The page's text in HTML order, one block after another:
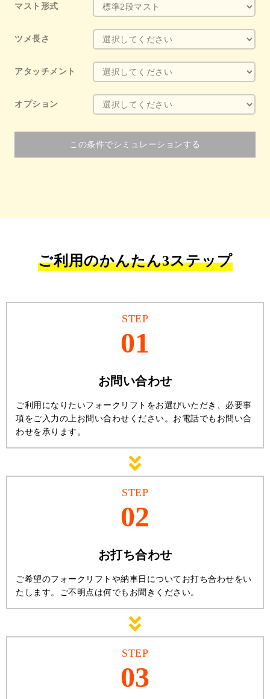
マスト形式
ツメ長さ
アタッチメント
オプション
この条件でシミュレーションする
ご利用のかんたん3ステップ
STEP
01
お問い合わせ
ご利用になりたいフォークリフトをお選びいただき、必要事
項をご入力の上お問い合わせください。お電話でもお問い合
わせを承ります。
STEP
02
お打ち合わせ
ご希望のフォークリフトや納車日についてお打ち合わせをい
たします。ご不明点は何でもお聞きください。
STEP
03